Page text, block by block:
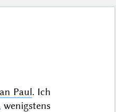
Paul. Ich
wenigstens